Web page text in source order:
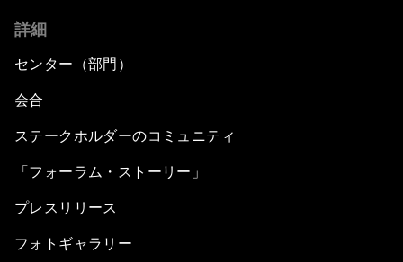
詳細
センター（部門）
会合
ステークホルダーのコミュニティ
「フォーラム・ストーリー」
プレスリリース
フォトギャラリー